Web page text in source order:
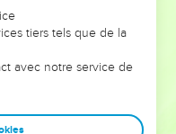
les doutes, les erreurs
alors même que ce
et responsables
afin que leurs erreurs
tiers tels que de la
avec notre service de